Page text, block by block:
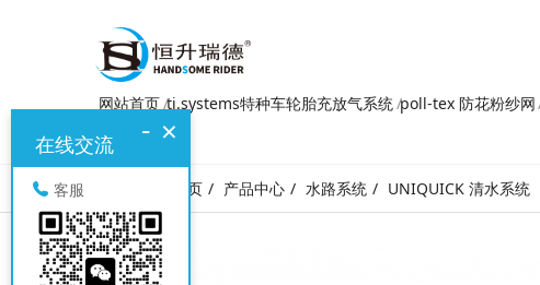
网站首页 ti.systems特种车轮胎充放气系统 poll-tex 防花粉纱网
网站首页 产品中心 水路系统 UNIQUICK 清水系统
×
-
在线交流
客服